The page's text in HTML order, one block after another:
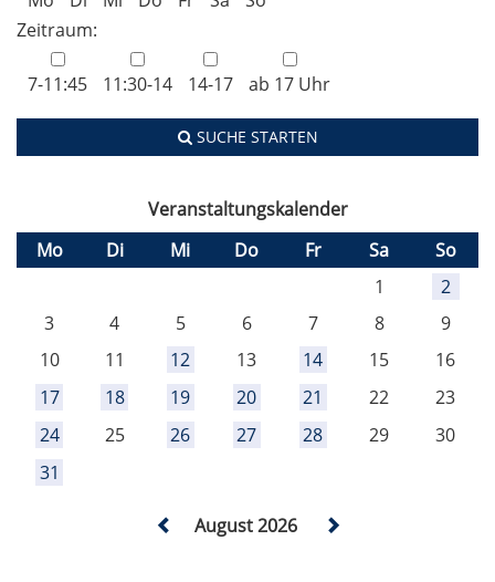
Zeitraum:
7-11:45 11:30-14 14-17 ab 17 Uhr
SUCHE STARTEN
Veranstaltungskalender
Mo
Di Mi Do Fr Sa
So
1
2
3
4 5 6 7 8
9
10
11 12 13 14 15
16
17
18 19 20 21 22
23
24
25 26 27 28 29
30
31
August 2026